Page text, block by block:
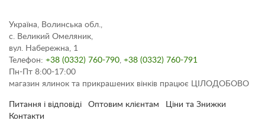
Україна, Волинська обл.,
с. Великий Омеляник,
вул. Набережна, 1
Телефон: +38 (0332) 760-790, +38 (0332) 760-791
Пн-Пт 8:00-17:00
магазин ялинок та прикрашених вінків працює ЦІЛОДОБОВО
Питання і відповіді Оптовим клієнтам
Ціни та Знижки
Контакти